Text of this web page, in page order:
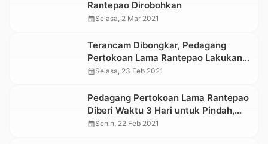
Rantepao Dirobohkan
calendar_monthSelasa, 2 Mar 2021
Terancam Dibongkar, Pedagang
Pertokoan Lama Rantepao Lakukan
Perlawanan Hukum
calendar_monthSelasa, 23 Feb 2021
Pedagang Pertokoan Lama Rantepao
Diberi Waktu 3 Hari untuk Pindah,
Jika Tidak, Akan Dibongkar Paksa
calendar_monthSenin, 22 Feb 2021